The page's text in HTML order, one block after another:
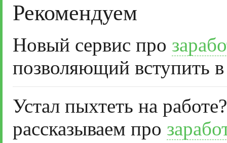
Рекомендуем
Новый сервис про
позволяющий вступить
Устал пыхтеть на
рассказываем про